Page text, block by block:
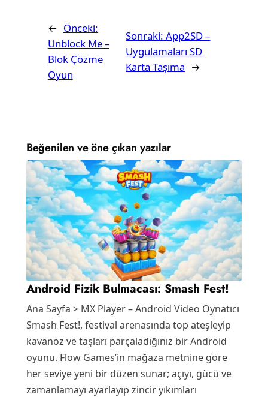
← Önceki:
Unblock Me –
Blok Çözme
Oyun
Sonraki:App2SD –
Uygulamaları SD
Karta Taşıma →
Beğenilen ve öne çıkan yazılar
Android Fizik Bulmacası: Smash Fest!
Ana Sayfa > MX Player – Android Video Oynatıcı
Smash Fest!, festival arenasında top ateşleyip
kavanoz ve taşları parçaladığınız bir Android
oyunu. Flow Games’in mağaza metnine göre
her seviye yeni bir düzen sunar; açıyı, gücü ve
zamanlamayı ayarlayıp zincir yıkımları